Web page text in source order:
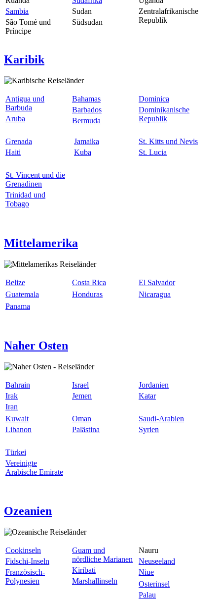
Sambia
São Tomé und
Príncipe
Sudan
Südsudan
Zentralafrikanische
Republik
Karibik
Antigua und
Barbuda
Aruba
Bahamas
Barbados
Bermuda
Dominica
Dominikanische
Republik
Grenada
Haiti
Jamaika
Kuba
St. Kitts und Nevis
St. Lucia
St. Vincent und die
Grenadinen
Trinidad und
Tobago
Mittelamerika
Belize Costa Rica
El Salvador
Guatemala
Honduras
Nicaragua
Panama
Naher Osten
Bahrain
Irak
Iran
Israel
Jemen
Jordanien
Katar
Kuwait
Libanon
Oman
Palästina
Saudi-Arabien
Syrien
Türkei
Vereinigte
Arabische Emirate
Ozeanien
Cookinseln
Fidschi-Inseln
Französisch-
Polynesien
Guam und
nördliche Marianen
Kiribati
Marshallinseln
Nauru
Neuseeland
Niue
Osterinsel
Palau